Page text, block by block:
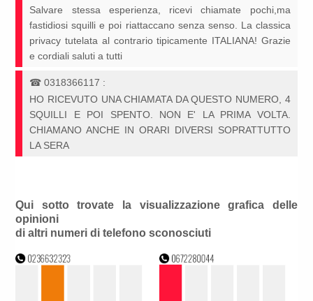
Salvare stessa esperienza, ricevi chiamate pochi,ma
fastidiosi squilli e poi riattaccano senza senso. La classica
privacy tutelata al contrario tipicamente ITALIANA! Grazie
e cordiali saluti a tutti
☎0318366117 :
HO RICEVUTO UNA CHIAMATA DA QUESTO NUMERO, 4
SQUILLI E POI SPENTO. NON E' LA PRIMA VOLTA.
CHIAMANO ANCHE IN ORARI DIVERSI SOPRATTUTTO
LA SERA
Qui sotto trovate la visualizzazione grafica delle
opinioni
di altri numeri di telefono sconosciuti